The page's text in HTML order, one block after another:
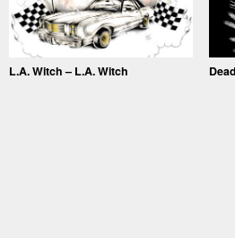
L.A. Witch – L.A. Witch